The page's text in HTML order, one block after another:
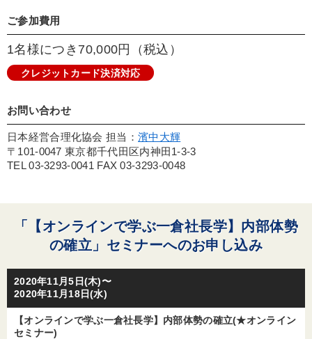
ご参加費用
1名様につき70,000円（税込）
クレジットカード決済対応
お問い合わせ
日本経営合理化協会 担当：濱中大輝
〒101-0047 東京都千代田区内神田1-3-3
TEL 03-3293-0041 FAX 03-3293-0048
「【オンラインで学ぶ一倉社長学】内部体勢
の確立」セミナーへのお申し込み
2020年11月5日(木)〜
2020年11月18日(水)
【オンラインで学ぶ一倉社長学】内部体勢の確立(★オンライン
セミナー)